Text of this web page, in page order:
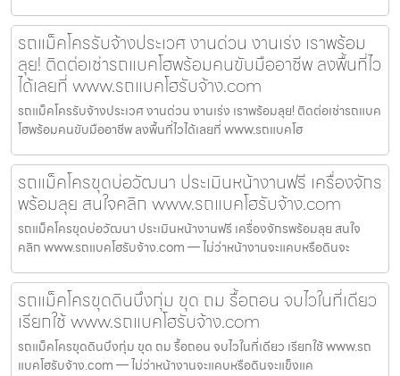
รถแม็คโครรับจ้างประเวศ งานด่วน งานเร่ง เราพร้อม
ลุย! ติดต่อเช่ารถแบคโฮพร้อมคนขับมืออาชีพ ลงพื้นที่ไว
ได้เลยที่ www.รถแบคโฮรับจ้าง.com
รถแม็คโครรับจ้างประเวศ งานด่วน งานเร่ง เราพร้อมลุย! ติดต่อเช่ารถแบค
โฮพร้อมคนขับมืออาชีพ ลงพื้นที่ไวได้เลยที่ www.รถแบคโฮ
รถแม็คโครขุดบ่อวัฒนา ประเมินหน้างานฟรี เครื่องจักร
พร้อมลุย สนใจคลิก www.รถแบคโฮรับจ้าง.com
รถแม็คโครขุดบ่อวัฒนา ประเมินหน้างานฟรี เครื่องจักรพร้อมลุย สนใจ
คลิก www.รถแบคโฮรับจ้าง.com — ไม่ว่าหน้างานจะแคบหรือดินจะ
รถแม็คโครขุดดินบึงกุ่ม ขุด ถม รื้อถอน จบไวในที่เดียว
เรียกใช้ www.รถแบคโฮรับจ้าง.com
รถแม็คโครขุดดินบึงกุ่ม ขุด ถม รื้อถอน จบไวในที่เดียว เรียกใช้ www.รถ
แบคโฮรับจ้าง.com — ไม่ว่าหน้างานจะแคบหรือดินจะแข็งแค